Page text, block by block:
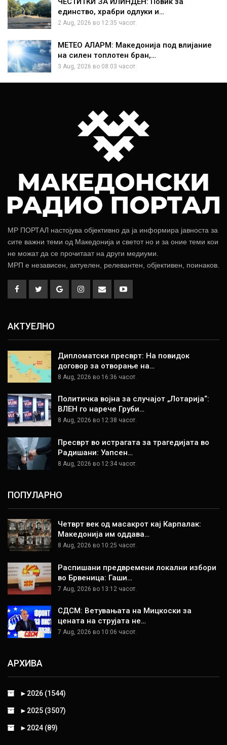
единство, храбри одлуки и…
2 Aug, 2026 во 12:35 часот.
МЕТЕО АЛАРМ: Македонија под влијание
на силен топлотен бран,…
3 Aug, 2026 во 08:03 часот.
МР ПОРТАЛ настојува објективно да ја информира јавноста за
сите важни теми од Македонија и светот но и за оние теми кои
не можат да се прочитаат на други медиуми.
МРП е независен, актуелен, релевантен, објективен, поинаков.
АКТУЕЛНО
Дипломатски пресврт: На повидок
договор за отворање на…
8 Aug, 2026 во 16:36 часот.
Политичка војна за случајот „Лотарија“:
ВЛЕН го нарече Груби…
8 Aug, 2026 во 12:38 часот.
Пресврт во истрагата за трагедијата во
Радишани: Уапсен…
8 Aug, 2026 во 12:34 часот.
ПОПУЛАРНО
Четврт век од масакрот кај Карпалак:
Македонија им оддава…
8 Aug, 2026 во 10:25 часот.
Распишани предвремени локални избори
во Брвеница: Гаши…
7 Aug, 2026 во 13:12 часот.
СДСМ: Ветувањата на Мицкоски за
цената на струјата не…
7 Aug, 2026 во 10:06 часот.
АРХИВА
► 2026 (1544)
► 2025 (3507)
► 2024 (89)